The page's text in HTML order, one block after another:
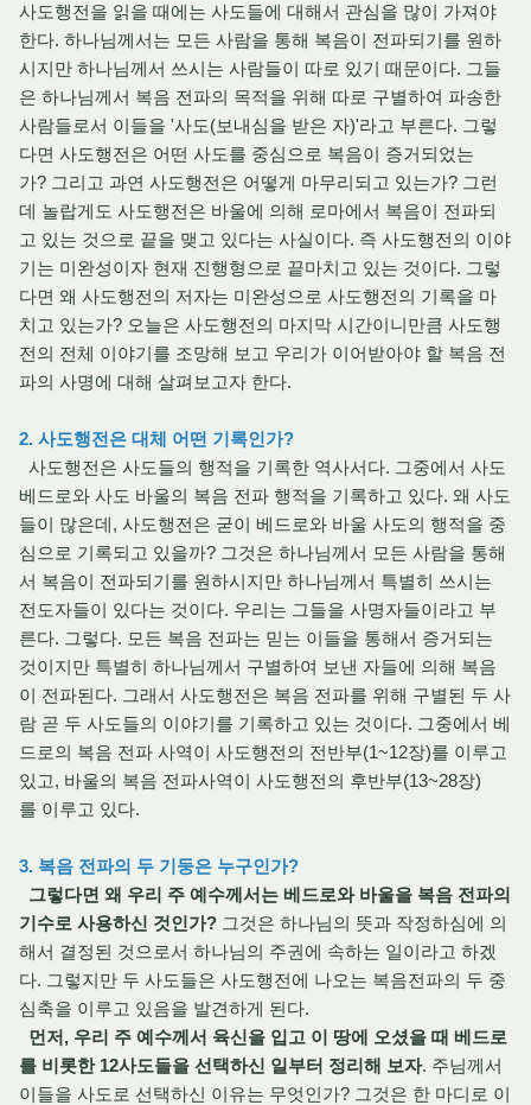
사도행전을 읽을 때에는 사도들에 대해서 관심을 많이 가져야
한다. 하나님께서는 모든 사람을 통해 복음이 전파되기를 원하
시지만 하나님께서 쓰시는 사람들이 따로 있기 때문이다. 그들
은 하나님께서 복음 전파의 목적을 위해 따로 구별하여 파송한
사람들로서 이들을 '사도(보내심을 받은 자)'라고 부른다. 그렇
다면 사도행전은 어떤 사도를 중심으로 복음이 증거되었는
가? 그리고 과연 사도행전은 어떻게 마무리되고 있는가? 그런
데 놀랍게도 사도행전은 바울에 의해 로마에서 복음이 전파되
고 있는 것으로 끝을 맺고 있다는 사실이다. 즉 사도행전의 이야
기는 미완성이자 현재 진행형으로 끝마치고 있는 것이다. 그렇
다면 왜 사도행전의 저자는 미완성으로 사도행전의 기록을 마
치고 있는가? 오늘은 사도행전의 마지막 시간이니만큼 사도행
전의 전체 이야기를 조망해 보고 우리가 이어받아야 할 복음 전
파의 사명에 대해 살펴보고자 한다.
2. 사도행전은 대체 어떤 기록인가?
사도행전은 사도들의 행적을 기록한 역사서다. 그중에서 사도
베드로와 사도 바울의 복음 전파 행적을 기록하고 있다. 왜 사도
들이 많은데, 사도행전은 굳이 베드로와 바울 사도의 행적을 중
심으로 기록되고 있을까? 그것은 하나님께서 모든 사람을 통해
서 복음이 전파되기를 원하시지만 하나님께서 특별히 쓰시는
전도자들이 있다는 것이다. 우리는 그들을 사명자들이라고 부
른다. 그렇다. 모든 복음 전파는 믿는 이들을 통해서 증거되는
것이지만 특별히 하나님께서 구별하여 보낸 자들에 의해 복음
이 전파된다. 그래서 사도행전은 복음 전파를 위해 구별된 두 사
람 곧 두 사도들의 이야기를 기록하고 있는 것이다. 그중에서 베
드로의 복음 전파 사역이 사도행전의 전반부(1~12장)를 이루고
있고, 바울의 복음 전파사역이 사도행전의 후반부(13~28장)
를 이루고 있다.
3. 복음 전파의 두 기둥은 누구인가?
그렇다면 왜 우리 주 예수께서는 베드로와 바울을 복음 전파의
기수로 사용하신 것인가? 그것은 하나님의 뜻과 작정하심에 의
해서 결정된 것으로서 하나님의 주권에 속하는 일이라고 하겠
다. 그렇지만 두 사도들은 사도행전에 나오는 복음전파의 두 중
심축을 이루고 있음을 발견하게 된다.
먼저, 우리 주 예수께서 육신을 입고 이 땅에 오셨을 때 베드로
를 비롯한 12사도들을 선택하신 일부터 정리해 보자. 주님께서
이들을 사도로 선택하신 이유는 무엇인가? 그것은 한 마디로 이